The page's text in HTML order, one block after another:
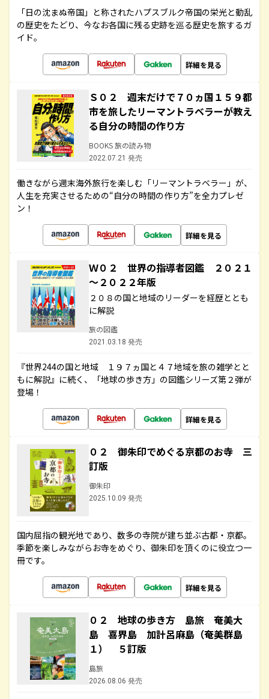
「日の沈まぬ帝国」と称されたハプスブルク帝国の栄光と動乱
の歴史をたどり、今なお各国に残る史跡を巡る歴史を旅するガ
イド。
詳細を見る
Ｓ０２ 週末だけで７０ヵ国１５９都
市を旅したリーマントラベラーが教え
る自分の時間の作り方
BOOKS 旅の読み物
2022.07.21 発売
働きながら週末海外旅行を楽しむ「リーマントラベラー」が、
人生を充実させるための“自分の時間の作り方”を全力プレゼ
ン！
詳細を見る
Ｗ０２ 世界の指導者図鑑 ２０２１
～２０２２年版
２０８の国と地域のリーダーを経歴ととも
に解説
旅の図鑑
2021.03.18 発売
『世界244の国と地域 １９７ヵ国と４７地域を旅の雑学とと
もに解説』に続く、「地球の歩き方」の図鑑シリーズ第２弾が
登場！
詳細を見る
０２ 御朱印でめぐる京都のお寺 三
訂版
御朱印
2025.10.09 発売
国内屈指の観光地であり、数多の寺院が建ち並ぶ古都・京都。
季節を楽しみながらお寺をめぐり、御朱印を頂くのに役立つ一
冊です。
詳細を見る
０２ 地球の歩き方 島旅 奄美大
島 喜界島 加計呂麻島（奄美群島
１） ５訂版
島旅
2026.08.06 発売